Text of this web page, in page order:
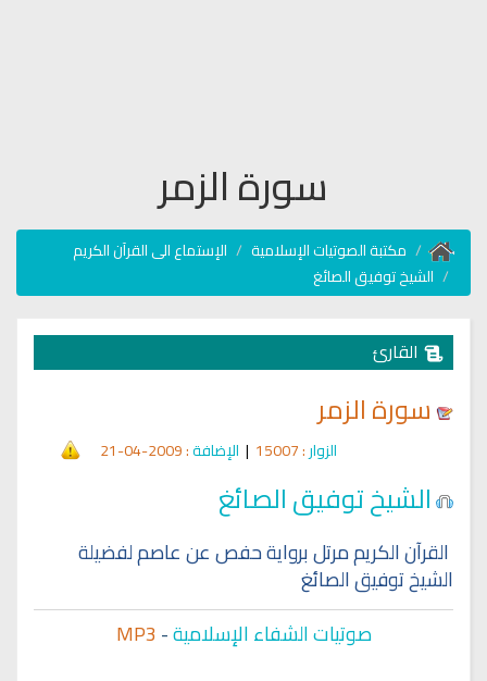
سورة الزمر
مكتبة الصوتيات الإسلامية
الإستماع الى القرآن الكريم
الشيخ توفيق الصائغ
القارئ
سورة الزمر
الزوار: 15007
| الإضافة: 2009-04-21
الشيخ توفيق الصائغ
القرآن الكريم مرتل برواية حفص عن عاصم لفضيلة
الشيخ توفيق الصائغ
صوتيات الشفاء الإسلامية-
MP3